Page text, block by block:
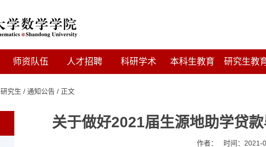
师资队伍 人才招聘 科研学术 本科生教育 研究生教
研究生 / 通知公告 / 正文
关于做好2021届生源地助学贷
作者： 时间：2021-